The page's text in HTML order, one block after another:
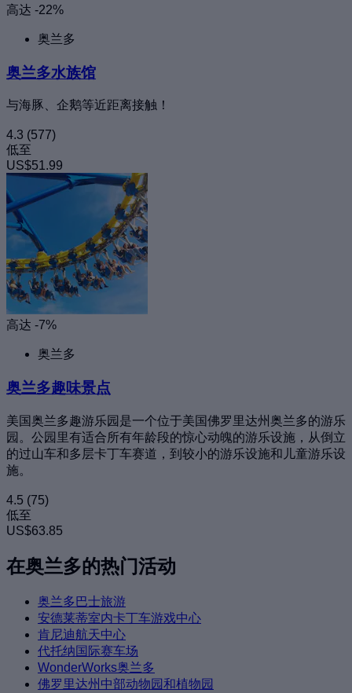
高达 -22%
奥兰多
奥兰多水族馆
与海豚、企鹅等近距离接触！
4.3 (577)
低至
US$51.99
高达 -7%
奥兰多
奥兰多趣味景点
美国奥兰多趣游乐园是一个位于美国佛罗里达州奥兰多的游乐
园。公园里有适合所有年龄段的惊心动魄的游乐设施，从倒立
的过山车和多层卡丁车赛道，到较小的游乐设施和儿童游乐设
施。
4.5 (75)
低至
US$63.85
在奥兰多的热门活动
奥兰多巴士旅游
安德莱蒂室内卡丁车游戏中心
肯尼迪航天中心
代托纳国际赛车场
WonderWorks奥兰多
佛罗里达州中部动物园和植物园